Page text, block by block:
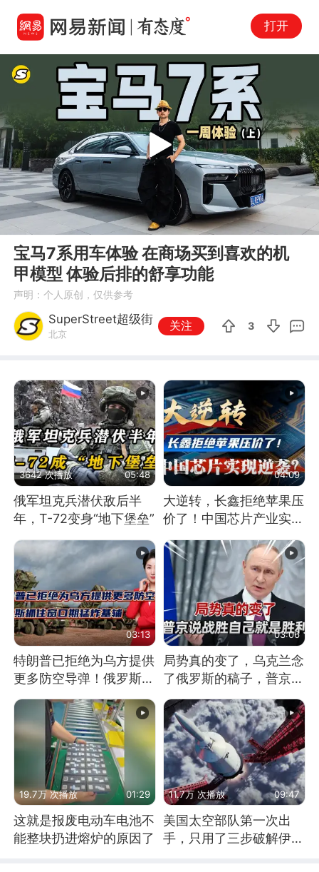
打开
11:45
Play
宝马7系用车体验 在商场买到喜欢的机
甲模型 体验后排的舒享功能
声明：个人原创，仅供参考
SuperStreet超级街
北京
关注 3
3642 次播放 05:48
俄军坦克兵潜伏敌后半
年，T-72变身“地下堡垒”
04:09
大逆转，长鑫拒绝苹果压
价了！中国芯片产业实现
03:13
特朗普已拒绝为乌方提供
更多防空导弹！俄罗斯抓
住窗口期猛炸基辅
03:06
局势真的变了，乌克兰念
了俄罗斯的稿子，普京说
战胜自己就是胜利
19.7万 次播放 01:29
这就是报废电动车电池不
能整块扔进熔炉的原因了
11.7万 次播放 09:47
美国太空部队第一次出
手，只用了三步破解伊朗